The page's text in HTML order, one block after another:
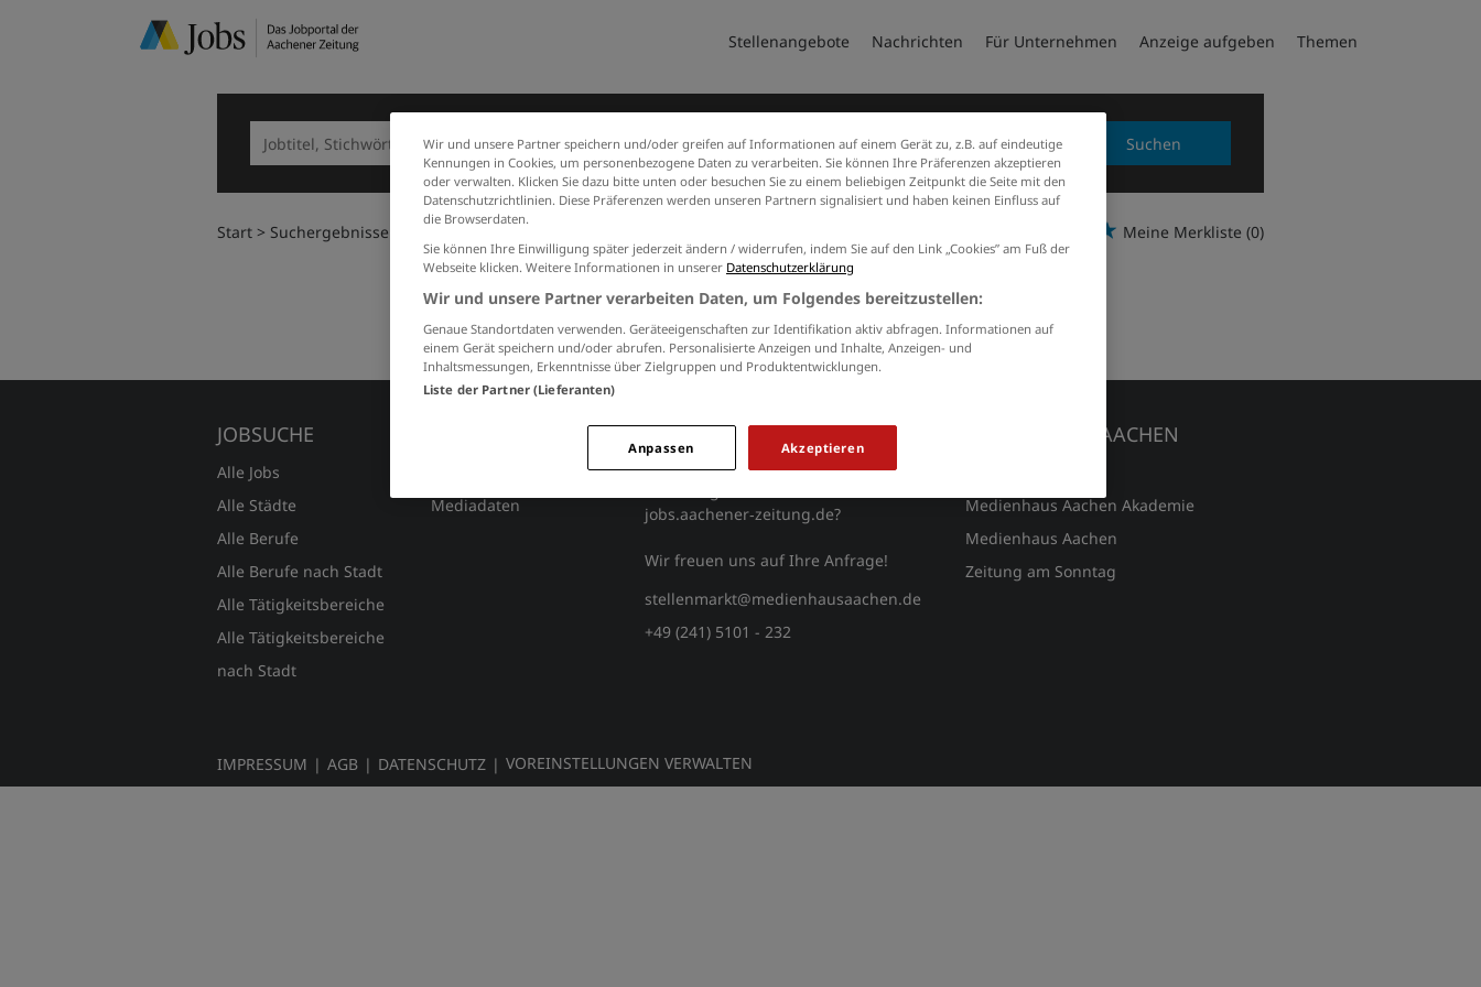
Stellenangebote Nachrichten Für Unternehmen Anzeige aufgeben Themen
Suchen
Start Suchergebnisse Meine Merkliste (0)
Jobs von dtg-gmbh
Keine Suchergebnisse gefunden.
JOBSUCHE
Alle Jobs
Alle Städte
Alle Berufe
Alle Berufe nach Stadt
Alle Tätigkeitsbereiche
Alle Tätigkeitsbereiche
nach Stadt
FÜR ARBEITGEBER
Mediadaten
KONTAKT
Sie interessieren sich für eine
jobs.aachener‑zeitung.de?
Wir freuen uns auf Ihre Anfrage!
stellenmarkt@medienhausaachen.de
+49 (241) 5101 - 232
MEDIENHAUS AACHEN
Medienhaus Aachen Akademie
Medienhaus Aachen
Zeitung am Sonntag
IMPRESSUM | AGB | DATENSCHUTZ | VOREINSTELLUNGEN VERWALTEN
Wir und unsere Partner speichern und/oder greifen auf Informationen auf einem Gerät zu, z.B. auf eindeutige
Kennungen in Cookies, um personenbezogene Daten zu verarbeiten. Sie können Ihre Präferenzen akzeptieren
oder verwalten. Klicken Sie dazu bitte unten oder besuchen Sie zu einem beliebigen Zeitpunkt die Seite mit den
Datenschutzrichtlinien. Diese Präferenzen werden unseren Partnern signalisiert und haben keinen Einfluss auf
die Browserdaten.
Sie können Ihre Einwilligung später jederzeit ändern / widerrufen, indem Sie auf den Link „Cookies” am Fuß der
Webseite klicken. Weitere Informationen in unserer Datenschutzerklärung
Wir und unsere Partner verarbeiten Daten, um Folgendes bereitzustellen:
Genaue Standortdaten verwenden. Geräteeigenschaften zur Identifikation aktiv abfragen. Informationen auf
einem Gerät speichern und/oder abrufen. Personalisierte Anzeigen und Inhalte, Anzeigen- und
Inhaltsmessungen, Erkenntnisse über Zielgruppen und Produktentwicklungen.
Liste der Partner (Lieferanten)
Akzeptieren
Anpassen